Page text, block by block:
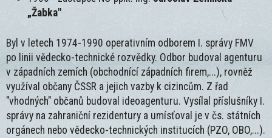
„Žabka"
Byl v letech 1974-1990 operativním odborem I. správy FMV
po linii vědecko-technické rozvědky. Odbor budoval agenturu
v západních zemích (obchodnící západních firem,...), rovněž
využíval občany ČSSR a jejich vazby k cizincům. Z řad
"vhodných" občanů budoval ideoagenturu. Vysílal příslušníky I.
správy na zahraniční rezidentury a umísťoval je v čs. státních
orgánech nebo vědecko-technických institucích (PZO, OBO,...).